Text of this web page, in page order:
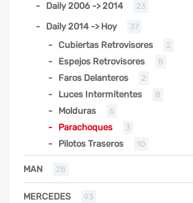
Daily 2006 -> 2014 23
Daily 2014 -> Hoy 37
Cubiertas Retrovisores 2
Espejos Retrovisores 8
Faros Delanteros 2
Luces Intermitentes 8
Molduras 6
Parachoques 3
Pilotos Traseros 10
MAN 28
MERCEDES 93